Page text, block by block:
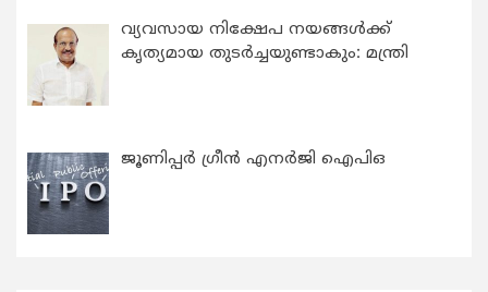
വ്യവസായ നിക്ഷേപ നയങ്ങള്‍ക്ക്
കൃത്യമായ തുടര്‍ച്ചയുണ്ടാകും: മന്ത്രി
ജൂണിപ്പർ ഗ്രീൻ എനർജി ഐപിഒ